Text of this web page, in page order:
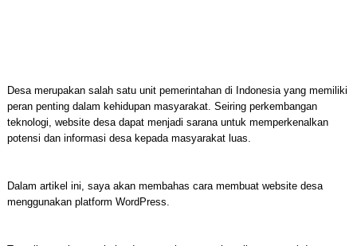
Desa merupakan salah satu unit pemerintahan di Indonesia yang memiliki
peran penting dalam kehidupan masyarakat. Seiring perkembangan
teknologi, website desa dapat menjadi sarana untuk memperkenalkan
potensi dan informasi desa kepada masyarakat luas.
Dalam artikel ini, saya akan membahas cara membuat website desa
menggunakan platform WordPress.